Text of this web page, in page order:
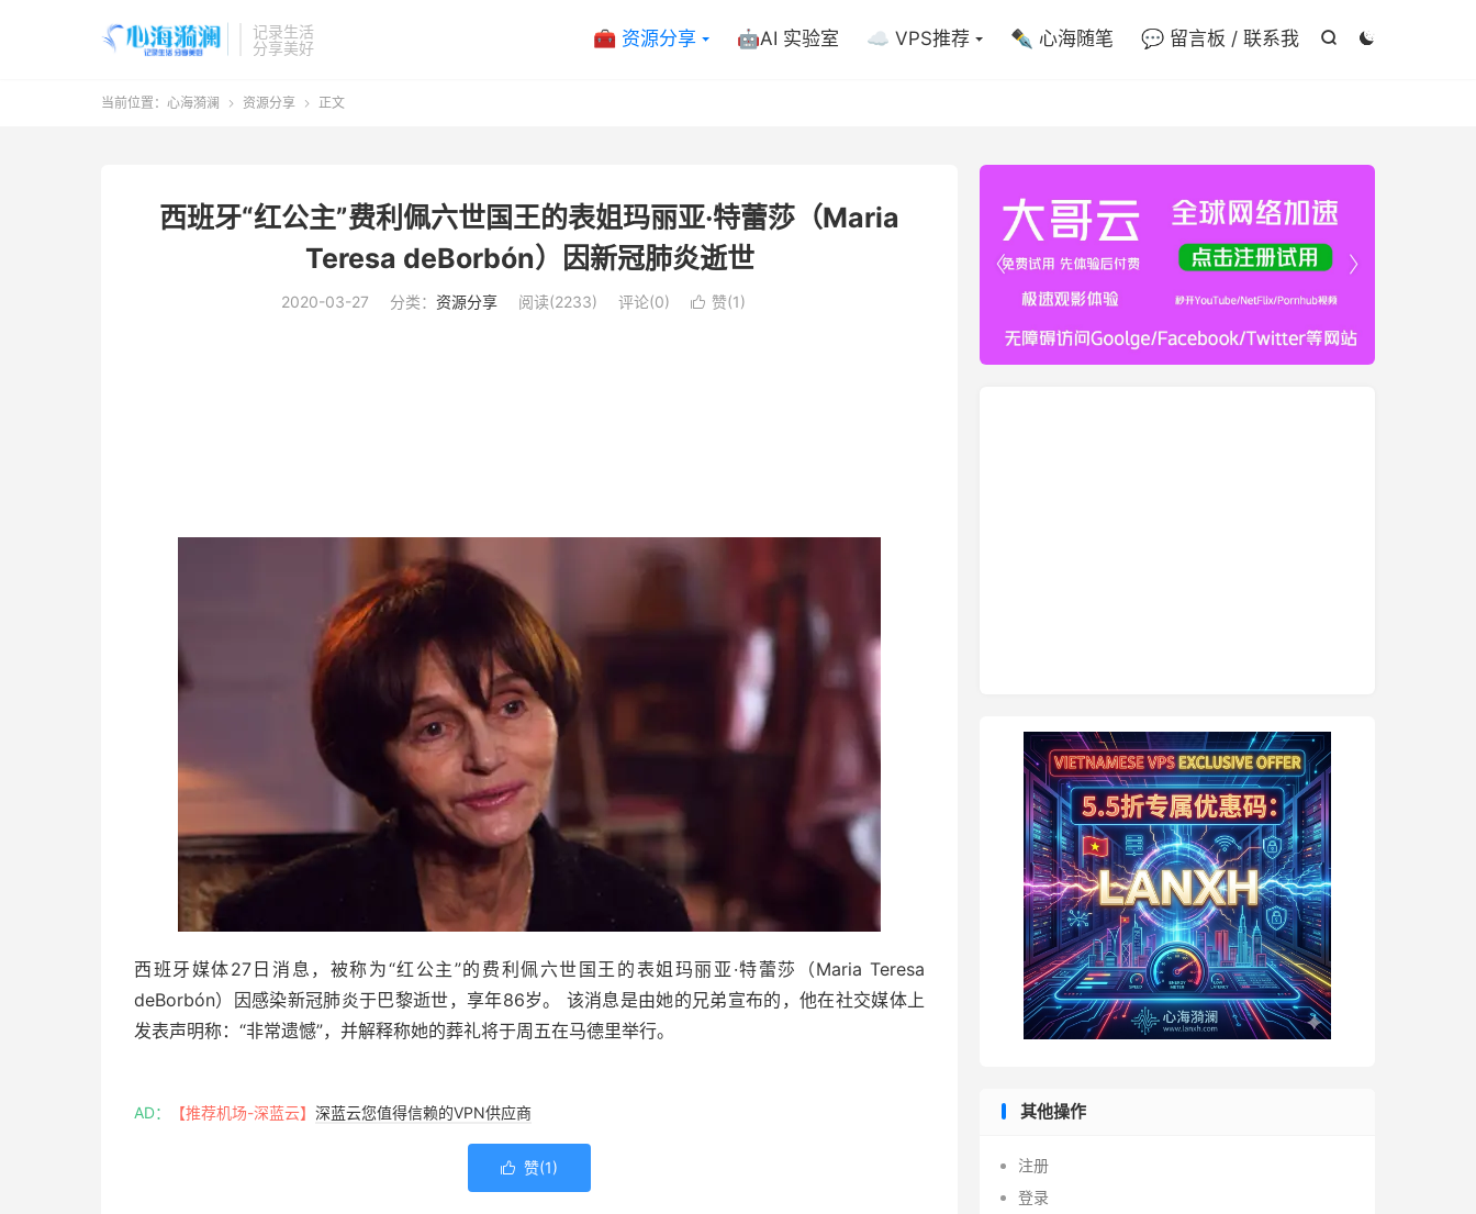
记录生活
分享美好


🧰 资源分享 🤖AI 实验室 ☁️ VPS推荐 ✒️ 心海随笔 💬 留言板 / 联系我
当前位置： 心海漪澜  资源分享  正文
西班牙“红公主”费利佩六世国王的表姐玛丽亚·特蕾莎（Maria
Teresa deBorbón）因新冠肺炎逝世
2020-03-27 分类： 资源分享 阅读(2233) 评论(0)  赞(1)
西班牙媒体27日消息，被称为“红公主”的费利佩六世国王的表姐玛丽亚·特蕾莎（Maria Teresa
deBorbón）因感染新冠肺炎于巴黎逝世，享年86岁。 该消息是由她的兄弟宣布的，他在社交媒体上
发表声明称：“非常遗憾”，并解释称她的葬礼将于周五在马德里举行。
AD： 【推荐机场-深蓝云】 深蓝云您值得信赖的VPN供应商
 赞(1)


其他操作
注册
登录